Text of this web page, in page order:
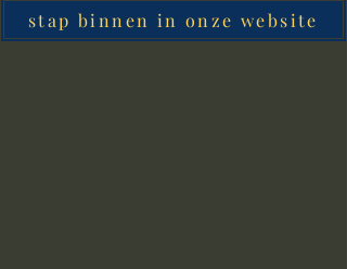
stap binnen in onze website